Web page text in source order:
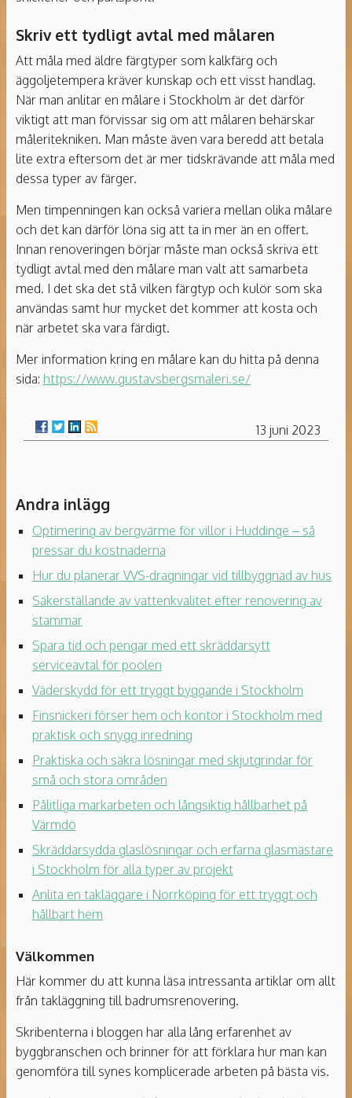
Skriv ett tydligt avtal med målaren
Att måla med äldre färgtyper som kalkfärg och
äggoljetempera kräver kunskap och ett visst handlag.
När man anlitar en målare i Stockholm är det därför
viktigt att man förvissar sig om att målaren behärskar
måleritekniken. Man måste även vara beredd att betala
lite extra eftersom det är mer tidskrävande att måla med
dessa typer av färger.
Men timpenningen kan också variera mellan olika målare
och det kan därför löna sig att ta in mer än en offert.
Innan renoveringen börjar måste man också skriva ett
tydligt avtal med den målare man valt att samarbeta
med. I det ska det stå vilken färgtyp och kulör som ska
användas samt hur mycket det kommer att kosta och
när arbetet ska vara färdigt.
Mer information kring en målare kan du hitta på denna
sida: https://www.gustavsbergsmaleri.se/
13 juni 2023
Andra inlägg
Optimering av bergvärme för villor i Huddinge – så
pressar du kostnaderna
Hur du planerar VVS-dragningar vid tillbyggnad av hus
Säkerställande av vattenkvalitet efter renovering av
stammar
Spara tid och pengar med ett skräddarsytt
serviceavtal för poolen
Väderskydd för ett tryggt byggande i Stockholm
Finsnickeri förser hem och kontor i Stockholm med
praktisk och snygg inredning
Praktiska och säkra lösningar med skjutgrindar för
små och stora områden
Pålitliga markarbeten och långsiktig hållbarhet på
Värmdö
Skräddarsydda glaslösningar och erfarna glasmästare
i Stockholm för alla typer av projekt
Anlita en takläggare i Norrköping för ett tryggt och
hållbart hem
Välkommen
Här kommer du att kunna läsa intressanta artiklar om allt
från takläggning till badrumsrenovering.
Skribenterna i bloggen har alla lång erfarenhet av
byggbranschen och brinner för att förklara hur man kan
genomföra till synes komplicerade arbeten på bästa vis.